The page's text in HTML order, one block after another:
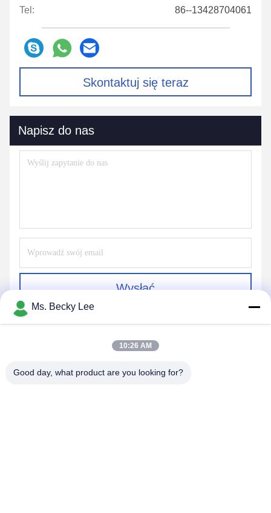
Tel: 86--13428704061
Skontaktuj się teraz
Napisz do nas
Wysłać
Ms. Becky Lee
10:26 AM
Good day, what product are you looking for?